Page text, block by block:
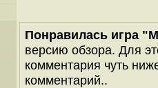
Понравилась игра
версию обзора. Для
комментария чуть
комментарий..